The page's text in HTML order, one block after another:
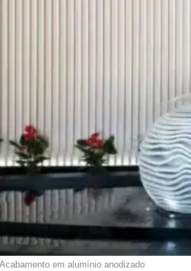
em alumínio anodizado